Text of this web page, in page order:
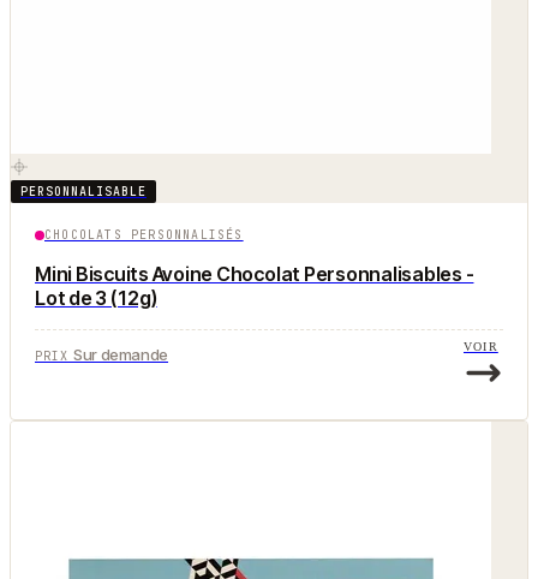
PERSONNALISABLE
CHOCOLATS PERSONNALISÉS
Mini Biscuits Avoine Chocolat Personnalisables -
Lot de 3 (12g)
PRIX Sur demande VOIR